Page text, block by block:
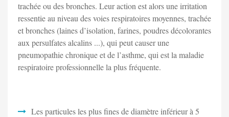
trachée ou des bronches. Leur action est alors une irritation
ressentie au niveau des voies respiratoires moyennes, trachée
et bronches (laines d’isolation, farines, poudres décolorantes
aux persulfates alcalins ...), qui peut causer une
pneumopathie chronique et de l’asthme, qui est la maladie
respiratoire professionnelle la plus fréquente.
Les particules les plus fines de diamètre inférieur à 5